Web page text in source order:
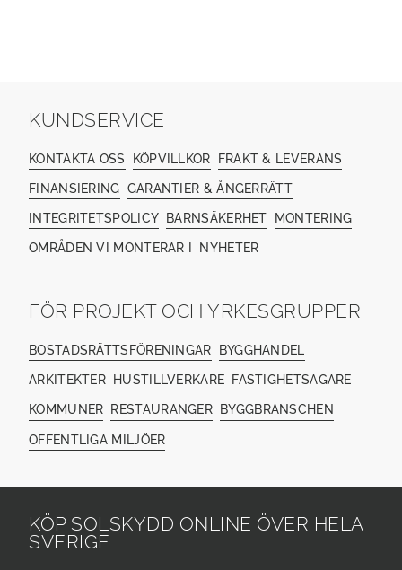
KUNDSERVICE
KONTAKTA OSS KÖPVILLKOR FRAKT & LEVERANS
FINANSIERING GARANTIER & ÅNGERRÄTT
INTEGRITETSPOLICY BARNSÄKERHET MONTERING
OMRÅDEN VI MONTERAR I NYHETER
FÖR PROJEKT OCH YRKESGRUPPER
BOSTADSRÄTTSFÖRENINGAR BYGGHANDEL
ARKITEKTER HUSTILLVERKARE FASTIGHETSÄGARE
KOMMUNER RESTAURANGER BYGGBRANSCHEN
OFFENTLIGA MILJÖER
KÖP SOLSKYDD ONLINE ÖVER HELA
SVERIGE